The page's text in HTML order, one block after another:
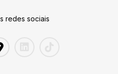
redes sociais